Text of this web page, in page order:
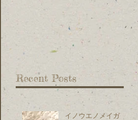
Recent Posts
イノウエノメイガ